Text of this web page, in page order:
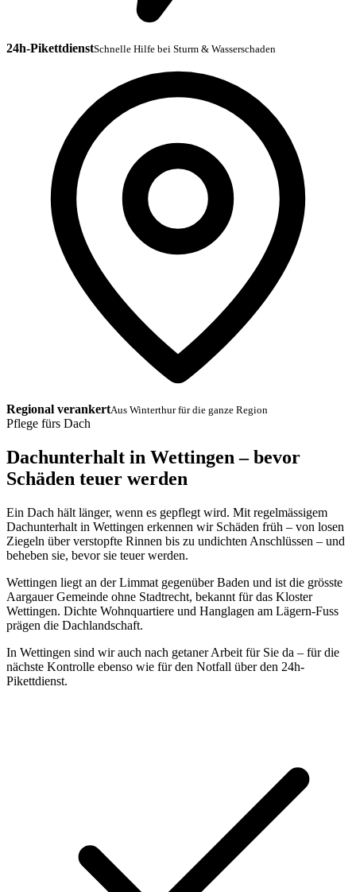
24h-PikettdienstSchnelle Hilfe bei Sturm & Wasserschaden
Regional verankertAus Winterthur für die ganze Region
Pflege fürs Dach
Dachunterhalt in Wettingen – bevor
Schäden teuer werden
Ein Dach hält länger, wenn es gepflegt wird. Mit regelmässigem
Dachunterhalt in Wettingen erkennen wir Schäden früh – von losen
Ziegeln über verstopfte Rinnen bis zu undichten Anschlüssen – und
beheben sie, bevor sie teuer werden.
Wettingen liegt an der Limmat gegenüber Baden und ist die grösste
Aargauer Gemeinde ohne Stadtrecht, bekannt für das Kloster
Wettingen. Dichte Wohnquartiere und Hanglagen am Lägern-Fuss
prägen die Dachlandschaft.
In Wettingen sind wir auch nach getaner Arbeit für Sie da – für die
nächste Kontrolle ebenso wie für den Notfall über den 24h-
Pikettdienst.